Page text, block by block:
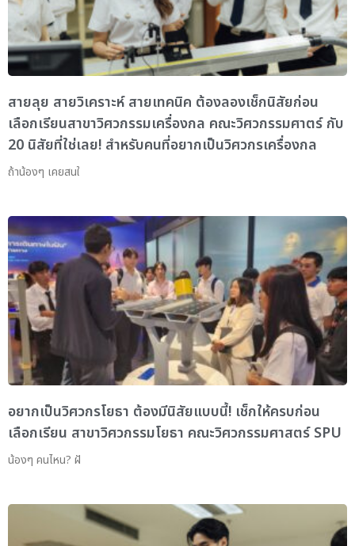
สายลุย สายวิเคราะห์ สายเทคนิค ต้องลองเช็กนิสัยก่อน
เลือกเรียนสาขาวิศวกรรมเครื่องกล คณะวิศวกรรมศาตร์ กับ
20 นิสัยที่ใช่เลย! สำหรับคนที่อยากเป็นวิศวกรเครื่องกล
ถ้าน้องๆ เคยสนใ
อยากเป็นวิศวกรโยธา ต้องมีนิสัยแบบนี้! เช็กให้ครบก่อน
เลือกเรียน สาขาวิศวกรรมโยธา คณะวิศวกรรมศาสตร์ SPU
น้องๆ คนไหน? ฝั